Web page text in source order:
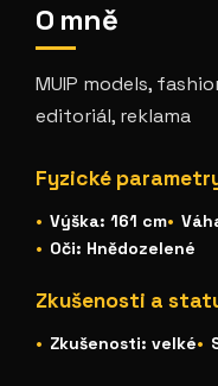
O mně
MUIP models,
editoriál, reklama
Fyzické
Výška: 161 cm
Oči: Hnědozelené
Zkušenosti a
Zkušenosti: velké